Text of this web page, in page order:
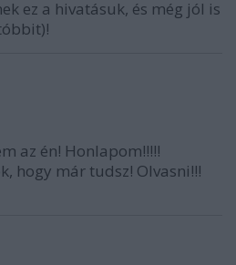
ez a hivatásuk, és még jól is
az én! Honlapom!!!!!
hogy már tudsz! Olvasni!!!